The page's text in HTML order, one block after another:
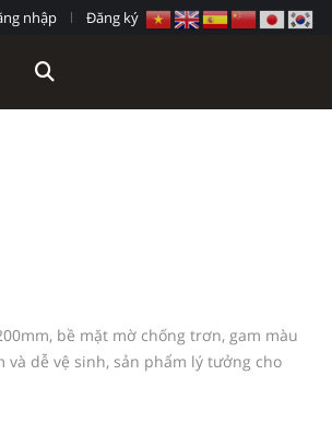
nhập Đăng ký
bề mặt mờ chống trơn, gam màu
và dễ vệ sinh, sản phẩm lý tưởng cho